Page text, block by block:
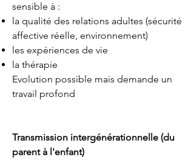
sensible à :
la qualité des relations adultes (sécurité
affective réelle, environnement)
les expériences de vie​
la thérapie
Evolution possible mais demande un
travail profond
Transmission intergénérationnelle (du
parent à l'enfant)